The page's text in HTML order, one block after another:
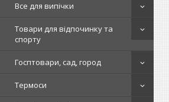
Все для випічки
Товари для відпочинку та
спорту
Госптовари, сад, город
Термоси